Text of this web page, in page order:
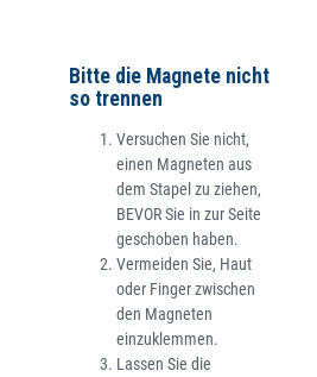
Bitte die Magnete nicht
so trennen
Versuchen Sie nicht,
einen Magneten aus
dem Stapel zu ziehen,
BEVOR Sie in zur Seite
geschoben haben.
Vermeiden Sie, Haut
oder Finger zwischen
den Magneten
einzuklemmen.
Lassen Sie die